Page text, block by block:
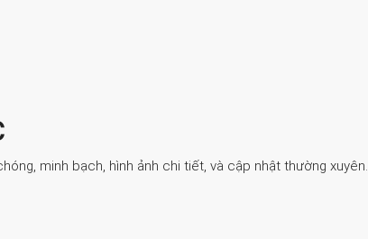
minh bạch, hình ảnh chi tiết, và cập nhật thường xuyên.